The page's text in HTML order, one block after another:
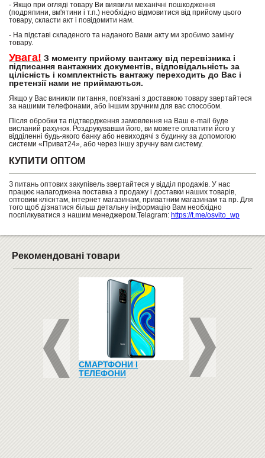
- Якщо при огляді товару Ви виявили механічні пошкодження
(подряпини, вм'ятини і т.п.) необхідно відмовитися від прийому цього
товару, скласти акт і повідомити нам.
- На підставі складеного та наданого Вами акту ми зробимо заміну
товару.
Увага! З моменту прийому вантажу від перевізника і
підписання вантажних документів, відповідальність за
цілісність і комплектність вантажу переходить до Вас і
претензії нами не приймаються.
Якщо у Вас виникли питання, пов'язані з доставкою товару звертайтеся
за нашими телефонами, або іншим зручним для вас способом.
Після обробки та підтвердження замовлення на Ваш e-mail буде
висланий рахунок. Роздрукувавши його, ви можете оплатити його у
відділенні будь-якого банку або невиходячі з будинку за допомогою
системи «Приват24», або через іншу зручну вам систему.
КУПИТИ ОПТОМ
З питань оптових закупівель звертайтеся у відділ продажів. У нас
працює налагоджена поставка з продажу і доставки наших товарів,
оптовим клієнтам, інтернет магазинам, приватним магазинам та пр. Для
того щоб дізнатися більш детальну інформацію Вам необхідно
поспілкуватися з нашим менеджером.Telagram: https://t.me/osvito_wp
Рекомендовані товари
ДЛЯ ДОШКИ,
СМАРТФОНИ І
ТЕЛЕФОНИ
ДОШКА-ВІТРИНА
МАРКЕРА 90Х120